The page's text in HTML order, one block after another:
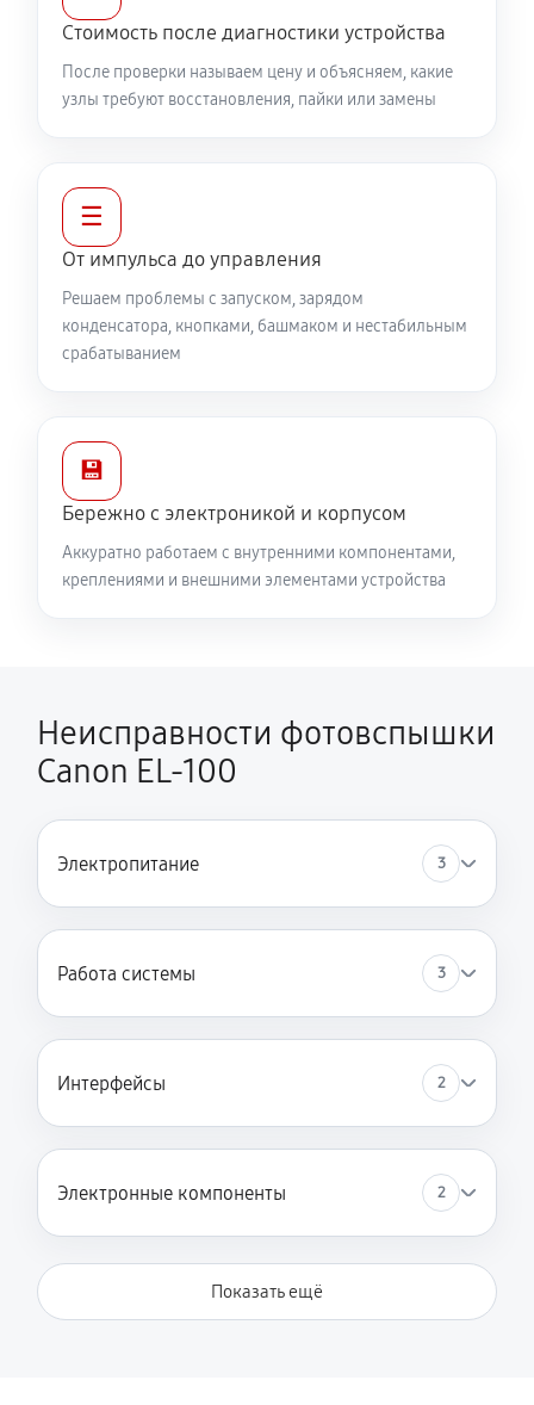
Стоимость после диагностики устройства
После проверки называем цену и объясняем, какие
узлы требуют восстановления, пайки или замены
☰
От импульса до управления
Решаем проблемы с запуском, зарядом
конденсатора, кнопками, башмаком и нестабильным
срабатыванием
💾
Бережно с электроникой и корпусом
Аккуратно работаем с внутренними компонентами,
креплениями и внешними элементами устройства
Неисправности фотовспышки
Canon EL-100
Электропитание 3
Работа системы 3
Интерфейсы 2
Электронные компоненты 2
Показать ещё